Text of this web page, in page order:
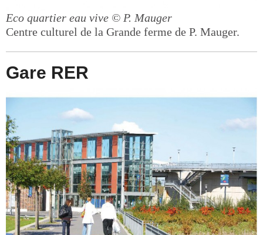
Eco quartier eau vive © P. Mauger
Centre culturel de la Grande ferme de P. Mauger.
Gare RER